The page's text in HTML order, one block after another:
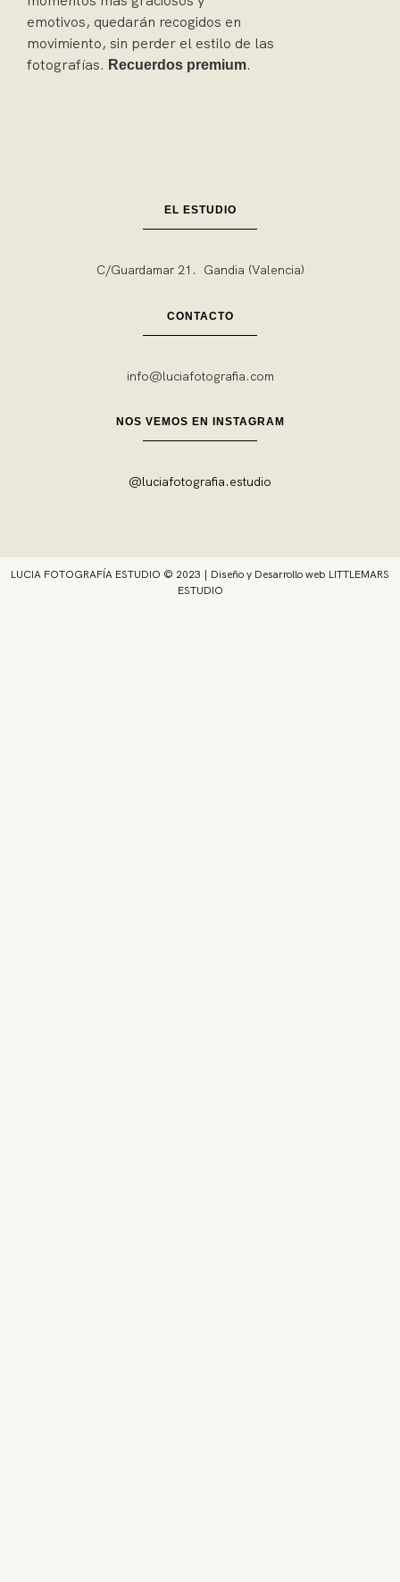
emotivos, quedarán recogidos en
movimiento, sin perder el estilo de las
fotografías. Recuerdos premium.
EL ESTUDIO
C/Guardamar 21. Gandia (Valencia)
CONTACTO
info@luciafotografia.com
NOS VEMOS EN INSTAGRAM
@luciafotografia.estudio
LUCIA FOTOGRAFÍA ESTUDIO © 2023 | Diseño y Desarrollo web LITTLEMARS
ESTUDIO